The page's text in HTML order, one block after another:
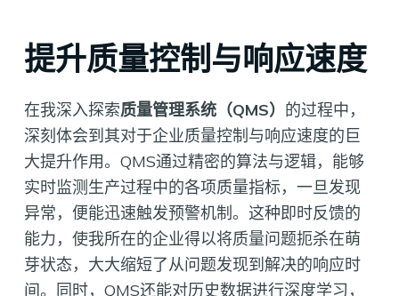
提升质量控制与响应速度
在我深入探索质量管理系统（QMS） 的过程中，
深刻体会到其对于企业质量控制与响应速度的巨
大提升作用。QMS通过精密的算法与逻辑，能够
实时监测生产过程中的各项质量指标，一旦发现
异常，便能迅速触发预警机制。这种即时反馈的
能力，使我所在的企业得以将质量问题扼杀在萌
芽状态，大大缩短了从问题发现到解决的响应时
间。同时，QMS还能对历史数据进行深度学习，